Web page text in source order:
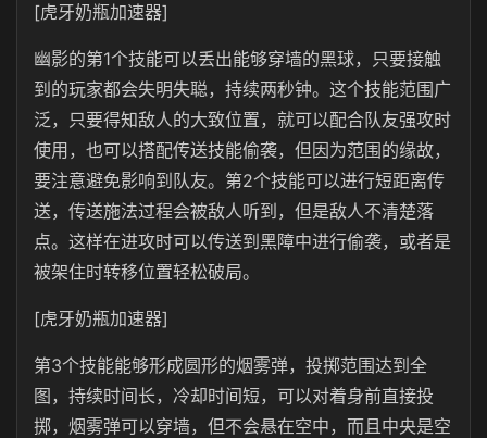
[虎牙奶瓶加速器]
幽影的第1个技能可以丢出能够穿墙的黑球，只要接触
到的玩家都会失明失聪，持续两秒钟。这个技能范围广
泛，只要得知敌人的大致位置，就可以配合队友强攻时
使用，也可以搭配传送技能偷袭，但因为范围的缘故，
要注意避免影响到队友。第2个技能可以进行短距离传
送，传送施法过程会被敌人听到，但是敌人不清楚落
点。这样在进攻时可以传送到黑障中进行偷袭，或者是
被架住时转移位置轻松破局。
[虎牙奶瓶加速器]
第3个技能能够形成圆形的烟雾弹，投掷范围达到全
图，持续时间长，冷却时间短，可以对着身前直接投
掷，烟雾弹可以穿墙，但不会悬在空中，而且中央是空